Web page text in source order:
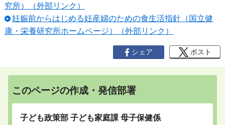
究所）（外部リンク）
妊娠前からはじめる妊産婦のための食生活指針（国立健
康・栄養研究所ホームページ）（外部リンク）
シェア ポスト
このページの作成・発信部署
子ども政策部 子ども家庭課 母子保健係